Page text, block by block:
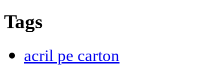
Tags
acril pe carton